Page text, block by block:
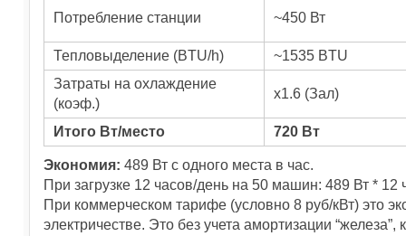
Потребление станции ~450 Вт
Тепловыделение (BTU/h)
~1535 BTU
Затраты на охлаждение
(коэф.)
x1.6 (Зал)
Итого Вт/место 720 Вт
Экономия: 489 Вт с одного места в час.
При загрузке 12 часов/день на 50 машин: 489 Вт * 12
При коммерческом тарифе (условно 8 руб/кВт) это
электричестве. Это без учета амортизации